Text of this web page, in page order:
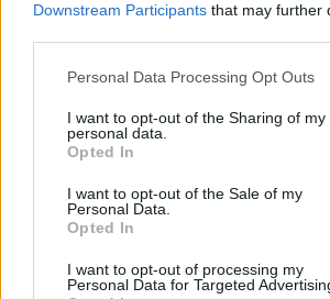
Downstream Participants that may further
Please note that this website/app uses
not limited to your visit or usage
grant or deny consent to Google and its
use your data for below specified
consent section.
Personal Data Processing Opt Outs
I want to opt-out of the Sharing of my
personal data.
Opted In
I want to opt-out of the Sale of my
Personal Data.
Opted In
I want to opt-out of processing my
Personal Data for Targeted